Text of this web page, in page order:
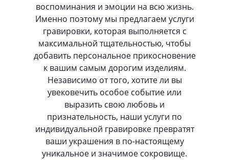
воспоминания и эмоции на всю жизнь.
Именно поэтому мы предлагаем услуги
гравировки, которая выполняется с
максимальной тщательностью, чтобы
добавить персональное прикосновение
к вашим самым дорогим изделиям.
Независимо от того, хотите ли вы
увековечить особое событие или
выразить свою любовь и
признательность, наши услуги по
индивидуальной гравировке превратят
ваши украшения в по-настоящему
уникальное и значимое сокровище.